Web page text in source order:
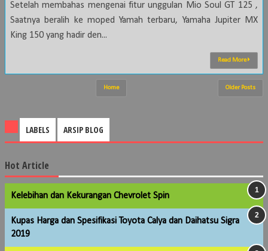
Setelah membahas mengenai fitur unggulan Mio Soul GT 125 ,
Saatnya beralih ke moped Yamah terbaru, Yamaha Jupiter MX
King 150 yang hadir den...
Read More
Older Posts
Home
LABELS ARSIP BLOG
Hot Article
Kelebihan dan Kekurangan Chevrolet Spin
Kupas Harga dan Spesifikasi Toyota Calya dan Daihatsu Sigra
2019